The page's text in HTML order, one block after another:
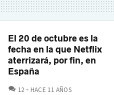
El 20 de octubre es la
fecha en la que Netflix
aterrizará, por fin, en
España
12 COMENTARIOS
HACE 11 AÑOS